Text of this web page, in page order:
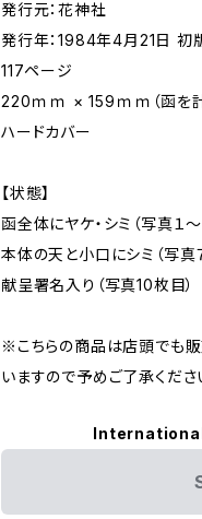
発行元：花神社
発行年：1984年4月21日 初
117ページ
220ｍｍ × 159ｍｍ（函を計
ハードカバー
【状態】
函全体にヤケ・シミ（写真１～
本体の天と小口にシミ（写真
献呈署名入り（写真10枚目）
※こちらの商品は店頭でも販
いますので予めご了承くださ